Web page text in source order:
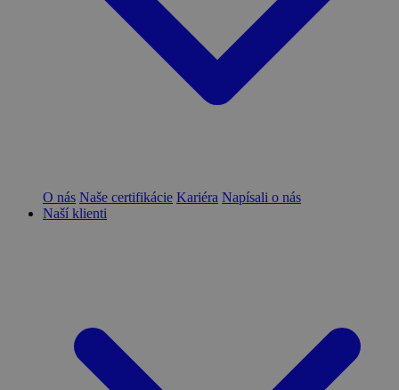
O nás Naše certifikácie Kariéra Napísali o nás
Naší klienti